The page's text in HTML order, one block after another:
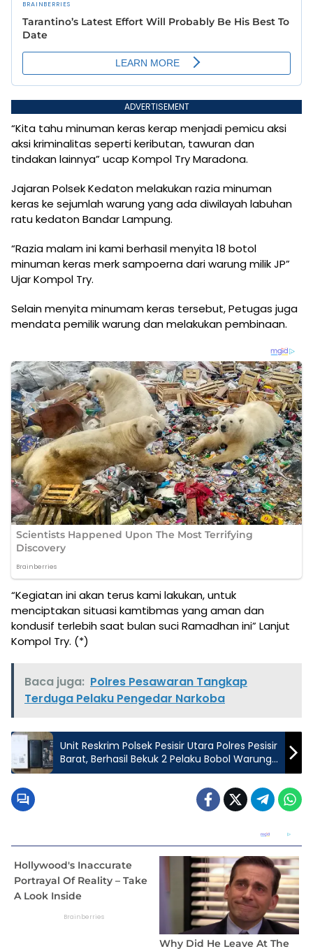
ADVERTISEMENT
“Kita tahu minuman keras kerap menjadi pemicu aksi
aksi kriminalitas seperti keributan, tawuran dan
tindakan lainnya” ucap Kompol Try Maradona.
Jajaran Polsek Kedaton melakukan razia minuman
keras ke sejumlah warung yang ada diwilayah labuhan
ratu kedaton Bandar Lampung.
“Razia malam ini kami berhasil menyita 18 botol
minuman keras merk sampoerna dari warung milik JP”
Ujar Kompol Try.
Selain menyita minumam keras tersebut, Petugas juga
mendata pemilik warung dan melakukan pembinaan.
“Kegiatan ini akan terus kami lakukan, untuk
menciptakan situasi kamtibmas yang aman dan
kondusif terlebih saat bulan suci Ramadhan ini” Lanjut
Kompol Try. (*)
Baca juga: Polres Pesawaran Tangkap
Terduga Pelaku Pengedar Narkoba
Unit Reskrim Polsek Pesisir Utara Polres Pesisir
Barat, Berhasil Bekuk 2 Pelaku Bobol Warung
Di Lemong